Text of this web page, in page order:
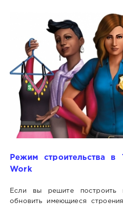
Режим строительства
Work
Если вы решите построить
обновить имеющиеся